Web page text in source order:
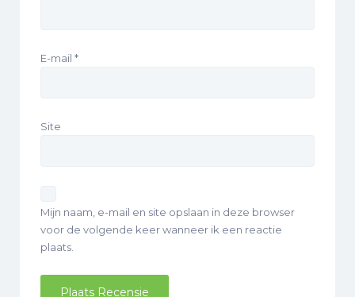
E-mail *
Site
Mijn naam, e-mail en site opslaan in deze browser
voor de volgende keer wanneer ik een reactie
plaats.